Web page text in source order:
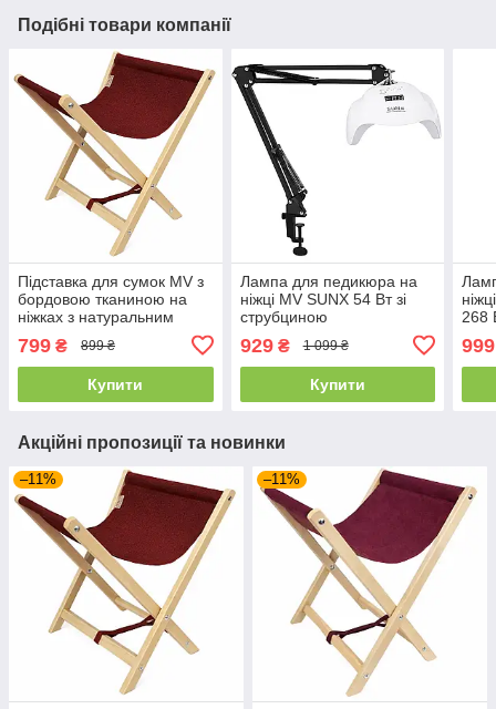
Подібні товари компанії
Підставка для сумок MV з
бордовою тканиною на
ніжках з натуральним
799 ₴ 899 ₴
Купити
Лампа для педикюра на
ніжці MV SUNX 54 Вт зі
струбциною
929₴ 1 099 ₴
Купити
268
999
Акційні пропозиції та новинки
–11% –11%